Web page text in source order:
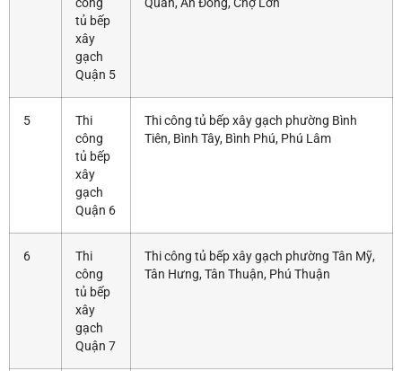
tủ bếp
xây
gạch
Quận 5
5
Thi
công
tủ bếp
xây
gạch
Quận 6
Thi công tủ bếp xây gạch phường Bình
Tiên, Bình Tây, Bình Phú, Phú Lâm
6
Thi
công
tủ bếp
xây
gạch
Quận 7
Thi công tủ bếp xây gạch phường Tân Mỹ,
Tân Hưng, Tân Thuận, Phú Thuận